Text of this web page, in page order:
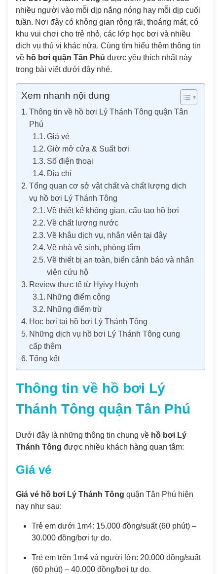
nhiều người vào mỗi dịp nắng nóng hay mỗi dịp cuối
tuần. Nơi đây có không gian rộng rãi, thoáng mát, có
khu vui chơi cho trẻ nhỏ, các lớp học bơi và nhiều
dịch vụ thú vị khác nữa. Cùng tìm hiểu thêm thông tin
về hồ bơi quận Tân Phú được yêu thích nhất này
trong bài viết dưới đây nhé.
Xem nhanh nội dung
Thông tin về hồ bơi Lý Thánh Tông quận Tân
Phú
Giá vé
Giờ mở cửa & Suất bơi
Số điện thoại
Địa chỉ
Tổng quan cơ sở vật chất và chất lượng dịch
vụ hồ bơi Lý Thánh Tông
Về thiết kế không gian, cấu tạo hồ bơi
Về chất lượng nước
Về khâu dịch vụ, nhân viên tại đây
Về nhà vệ sinh, phòng tắm
Về thiết bị an toàn, biển cảnh báo và nhân
viên cứu hộ
Review thực tế từ Hyivy Huỳnh
Những điểm cộng
Những điểm trừ
Học bơi tại hồ bơi Lý Thánh Tông
Những dịch vụ hồ bơi Lý Thánh Tông cung
cấp thêm
Tổng kết
Thông tin về hồ bơi Lý
Thánh Tông quận Tân Phú
Dưới đây là những thông tin chung về hồ bơi Lý
Thánh Tông được nhiều khách hàng quan tâm:
Giá vé
Giá vé hồ bơi Lý Thánh Tông quận Tân Phú hiện
nay như sau:
Trẻ em dưới 1m4: 15.000 đồng/suất (60 phút) –
30.000 đồng/bơi tự do.
Trẻ em trên 1m4 và người lớn: 20.000 đồng/suất
(60 phút) – 40.000 đồng/bơi tự do.